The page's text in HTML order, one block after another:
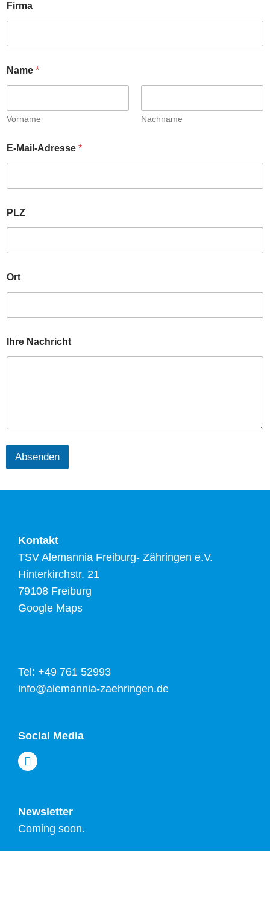
a
m
r
m
a
n
r
d
Firma
Name *
Vorname Nachname
E-Mail-Adresse *
PLZ
Ort
Ihre Nachricht
Absenden
Kontakt
TSV Alemannia Freiburg- Zähringen e.V.
Hinterkirchstr. 21
79108 Freiburg
Google Maps
Tel: +49 761 52993
info@alemannia-zaehringen.de
Social Media
Newsletter
Coming soon.